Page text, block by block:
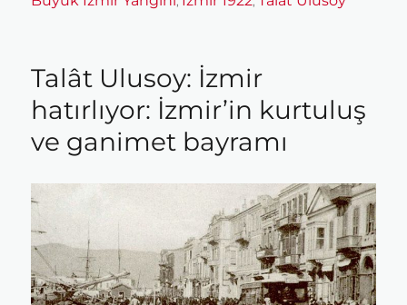
Talât Ulusoy: İzmir
hatırlıyor: İzmir’in kurtuluş
ve ganimet bayramı